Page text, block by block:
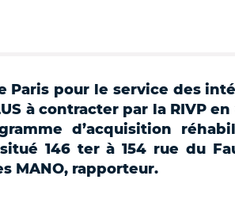
Paris pour le service des
à contracter par la RIVP
d’acquisition
146 ter à 154 rue du
MANO, rapporteur.